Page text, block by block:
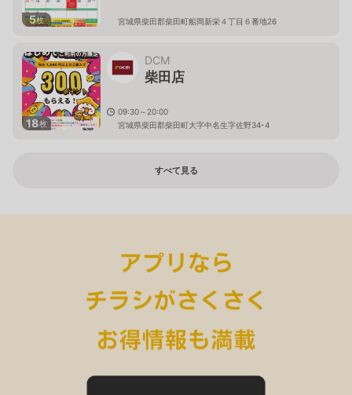
5枚 宮城県柴田郡柴田町船岡新栄４丁目６番地26
18枚
DCM
柴田店
09:30～20:00
宮城県柴田郡柴田町大字中名生字佐野34-4
すべて見る